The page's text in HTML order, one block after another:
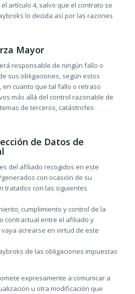
artículo 4, salvo que el contrato se
lo decida así por las razones
Mayor
responsable de ningún fallo o
sus obligaciones, según estos
en cuanto que tal fallo o retraso
más allá del control razonable de
de terceros, catástrofes
de Datos de
del afiliado recogidos en este
con ocasión de su
tratados con las siguientes
cumplimiento y control de la
contractual entre el afiliado y
acrearse en virtud de este
de las obligaciones impuestas
expresamente a comunicar a
u otra modificación que